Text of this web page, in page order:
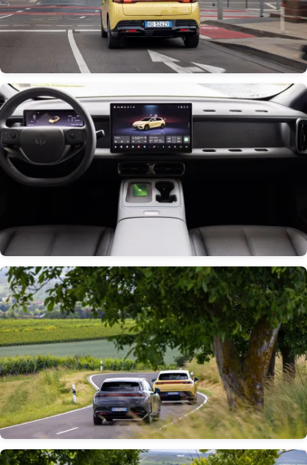
Obrázek
Obrázek
Obrázek